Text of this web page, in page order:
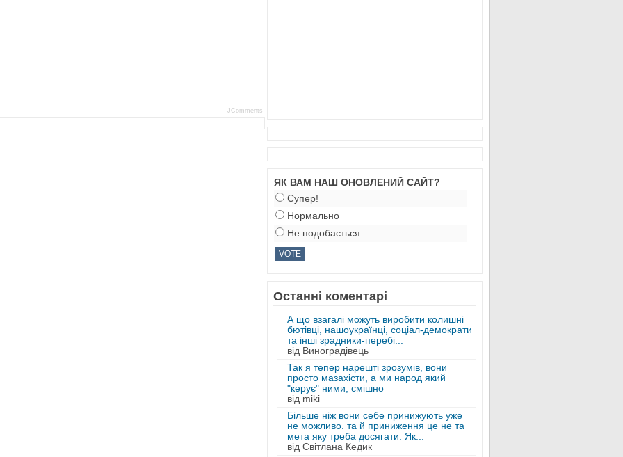
JComments
ЯК ВАМ НАШ ОНОВЛЕНИЙ САЙТ?
Супер!
Нормально
Не подобається
Останні коментарі
А що взагалі можуть виробити колишні
бютівці, нашоукраїнці, соціал-демократи
та інші зрадники-перебі...
від Виноградівець
Так я тепер нарешті зрозумів, вони
просто мазахісти, а ми народ який
"керує" ними, смішно
від miki
Більше ніж вони себе принижують уже
не можливо. та й приниження це не та
мета яку треба досягати. Як...
від Світлана Кедик